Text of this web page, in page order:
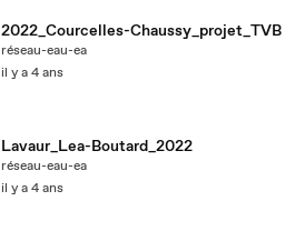
2022_Courcelles-Chaussy_projet_TVB
réseau-eau-ea
il y a 4 ans
Lavaur_Lea-Boutard_2022
réseau-eau-ea
il y a 4 ans